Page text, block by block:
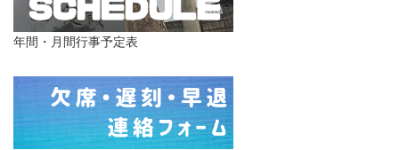
年間・月間行事予定表